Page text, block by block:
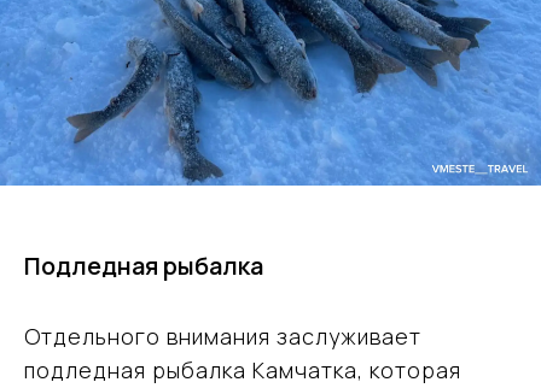
Подледная рыбалка
Отдельного внимания заслуживает
подледная рыбалка Камчатка, которая